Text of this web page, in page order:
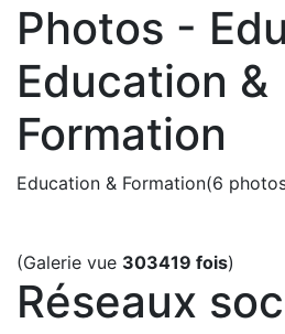
Photos -
Education &
Formation
Education & Formation(6
(Galerie vue 303419 fois)
Réseaux